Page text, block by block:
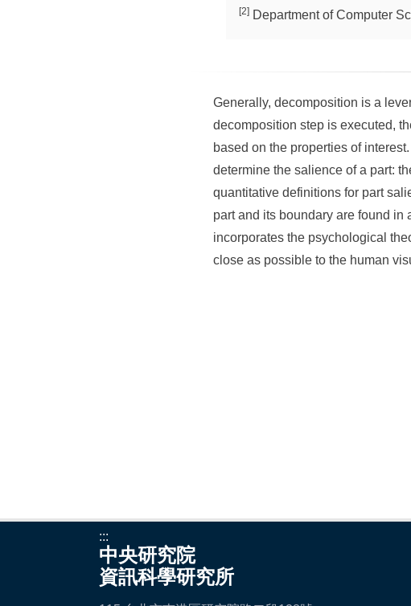
[2]Department of Computer
Generally, decomposition is a
decomposition step is executed,
based on the properties of
determine the salience of a part:
quantitative definitions for part
part and its boundary are found in
incorporates the psychological
close as possible to the human
:::
中央研究院
資訊科學研究所